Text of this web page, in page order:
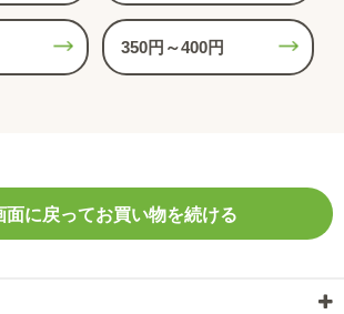
350円～400円
面に戻ってお買い物を続ける